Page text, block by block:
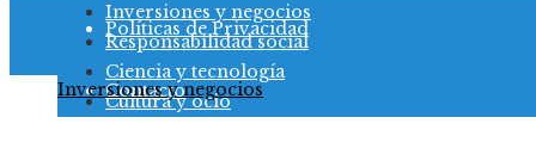
Políticas de Privacidad
Contacto
Inversiones y negocios
Responsabilidad social
Ciencia y tecnología
Cultura y ocio
Inversiones y negocios